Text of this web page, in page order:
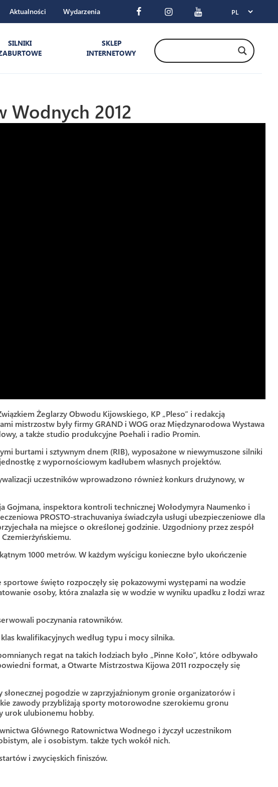
Aktualności Wydarzenia
SILNIKI
SKLEP
INTERNETOWY
Wodnych 2012
Żeglarzy Obwodu Kijowskiego, KP „Pleso” i redakcją
mistrzostw były firmy GRAND i WOG oraz Międzynarodowa Wystawa
a także studio produkcyjne Poehali i radio Promin.
burtami i sztywnym dnem (RIB), wyposażone w niewymuszone silniki
z wypornościowym kadłubem własnych projektów.
uczestników wprowadzono również konkurs drużynowy, w
Gojmana, inspektora kontroli technicznej Wołodymyra Naumenko i
PROSTO-strachuvaniya świadczyła usługi ubezpieczeniowe dla
na miejsce o określonej godzinie. Uzgodniony przez zespół
1000 metrów. W każdym wyścigu konieczne było ukończenie
święto rozpoczęły się pokazowymi występami na wodzie
osoby, która znalazła się w wodzie w wyniku upadku z łodzi wraz
poczynania ratowników.
kwalifikacyjnych według typu i mocy silnika.
regat na takich łodziach było „Pinne Koło”, które odbywało
format, a Otwarte Mistrzostwa Kijowa 2011 rozpoczęły się
pogodzie w zaprzyjaźnionym gronie organizatorów i
zawody przybliżają sporty motorowodne szerokiemu gronu
urok ulubionemu hobby.
Głównego Ratownictwa Wodnego i życzył uczestnikom
ale i osobistym. także tych wokół nich.
i zwycięskich finiszów.